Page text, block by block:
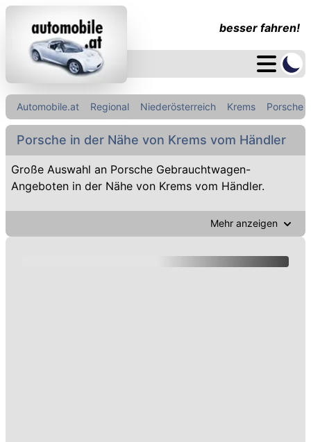
besser fahren!
Automobile.at Regional Niederösterreich Krems Porsche
Porsche in der Nähe von Krems vom Händler
Große Auswahl an Porsche Gebrauchtwagen-
Angeboten in der Nähe von Krems vom Händler.
Mehr anzeigen